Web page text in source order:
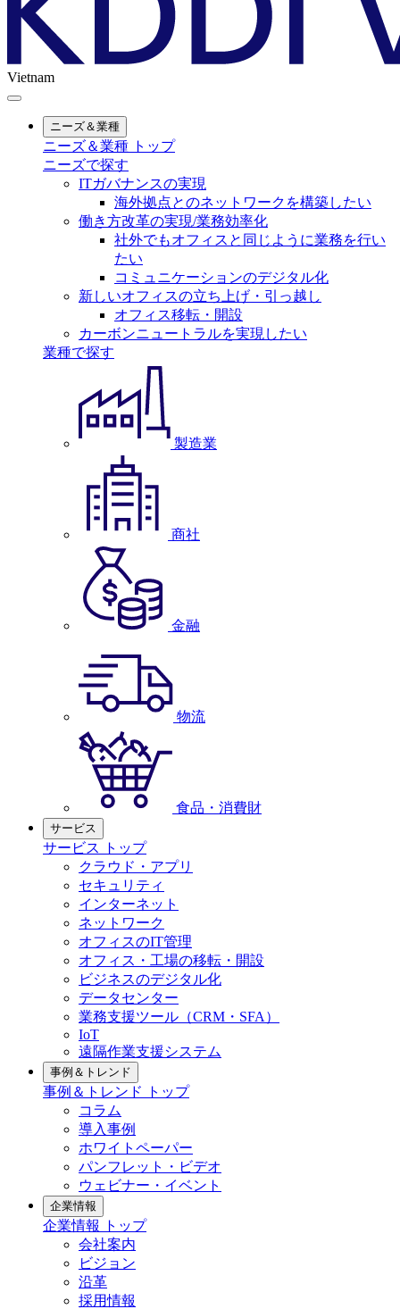
Vietnam
ニーズ＆業種
ニーズ＆業種 トップ
ニーズで探す
ITガバナンスの実現
海外拠点とのネットワークを構築したい
働き方改革の実現/業務効率化
社外でもオフィスと同じように業務を行い
たい
コミュニケーションのデジタル化
新しいオフィスの立ち上げ・引っ越し
オフィス移転・開設
カーボンニュートラルを実現したい
業種で探す
製造業
商社
金融
物流
食品・消費財
サービス
サービス トップ
クラウド・アプリ
セキュリティ
インターネット
ネットワーク
オフィスのIT管理
オフィス・工場の移転・開設
ビジネスのデジタル化
データセンター
業務支援ツール（CRM・SFA）
IoT
遠隔作業支援システム
事例＆トレンド
事例＆トレンド トップ
コラム
導入事例
ホワイトペーパー
パンフレット・ビデオ
ウェビナー・イベント
企業情報
企業情報 トップ
会社案内
ビジョン
沿革
採用情報